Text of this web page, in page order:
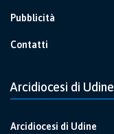
Pubblicità
Contatti
Arcidiocesi di Udine
Arcidiocesi di Udine